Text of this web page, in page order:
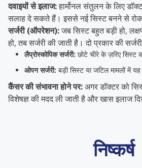
दवाइयों से इलाज:हार्मोनल संतुलन के लिए
सलाह दे सकते हैं। इससे नई सिस्ट बनने से
सर्जरी (ऑपरेशन):जब सिस्ट बहुत बड़ी हो,
हो, तब सर्जरी की जाती है। दो प्रकार की
लैप्रोस्कोपिक सर्जरी: छोटे चीरे के ज़रिए सिस्ट
ओपन सर्जरी: बड़ी सिस्ट या जटिल मामलों में यह
कैंसर की संभावना होने पर:अगर डॉक्टर को
विशेषज्ञ की मदद ली जाती है और खास इलाज
निष्कर्ष